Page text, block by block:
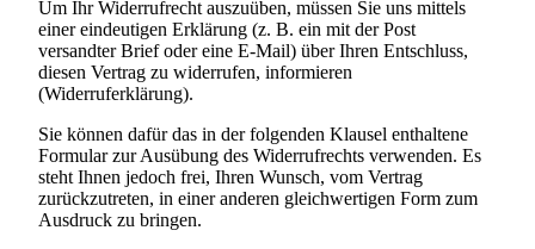
Um Ihr Widerrufrecht auszuüben, müssen Sie uns mittels
einer eindeutigen Erklärung (z. B. ein mit der Post
versandter Brief oder eine E-Mail) über Ihren Entschluss,
diesen Vertrag zu widerrufen, informieren
(Widerruferklärung).
Sie können dafür das in der folgenden Klausel enthaltene
Formular zur Ausübung des Widerrufrechts verwenden. Es
steht Ihnen jedoch frei, Ihren Wunsch, vom Vertrag
zurückzutreten, in einer anderen gleichwertigen Form zum
Ausdruck zu bringen.